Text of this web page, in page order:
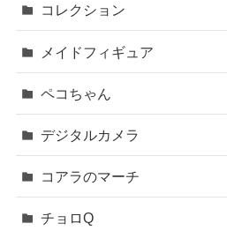
コレクション
メイドフィギュア
ペコちゃん
デジタルカメラ
コアラのマーチ
チョロQ